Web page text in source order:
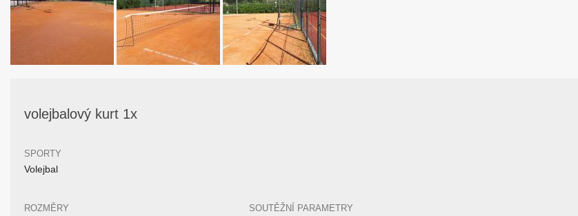
volejbalový kurt 1x
SPORTY
Volejbal
ROZMĚRY SOUTĚŽNÍ PARAMETRY